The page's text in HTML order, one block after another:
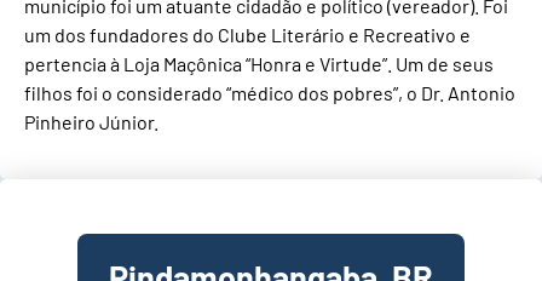
município foi um atuante cidadão e político (vereador). Foi
um dos fundadores do Clube Literário e Recreativo e
pertencia à Loja Maçônica “Honra e Virtude”. Um de seus
filhos foi o considerado “médico dos pobres”, o Dr. Antonio
Pinheiro Júnior.